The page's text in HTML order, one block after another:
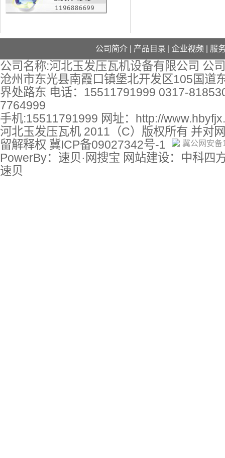
公司简介 产品目录 企业视频 服
公司名称:河北玉发压瓦机设备有限公司 公
沧州市东光县南霞口镇堡北开发区105国道
界处路东 电话：15511791999 0317-
7764999
手机:15511791999 网址： http://
河北玉发压瓦机 2011（C）版权所有 并对
留解释权 冀ICP备09027342号-1 冀公网安
PowerBy：速贝·网搜宝 网站建设：中科四
速贝